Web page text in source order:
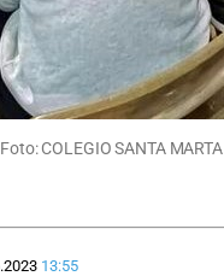
COLEGIO SANTA MARTA
13:55